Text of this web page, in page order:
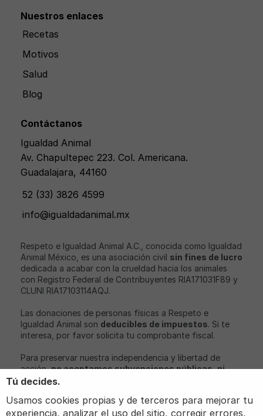
Nuestros enlaces
Recetas
Motivos
Salud
Blog
Contáctanos
Igualdad Animal
Av. Chapultepec 223. Col. Americana.
Guadalajara, 44160
52 (33) 3826 4599
info@igualdadanimal.mx
Respeto e Igualdad Animal A.C., conocida como Igualdad
Animal México, es una asociación civil sin fines de lucro
dedicada a acabar con la crueldad hacia los animales
con Registro Federal de Contribuyentes RIA171031F89 y
CLUNI RIA17103114AQJ.
Las donaciones de personas físicas a Respeto e
Igualdad Animal son deducibles de impuestos. Si te
interesa, por favor solicita tu comprobante fiscal.
Para preservar nuestra independencia y libertad de
acción,no aceptamos subvenciones públicas, ni
aportaciones económicas de partidos políticos o
objeto social.
Tú decides.
Usamos cookies propias y de terceros para mejorar tu
experiencia, analizar el uso del sitio, corregir errores,